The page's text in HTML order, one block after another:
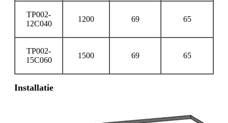
TP002-
12C040
1200 69 65
TP002-
15C060
1500 69 65
Installatie